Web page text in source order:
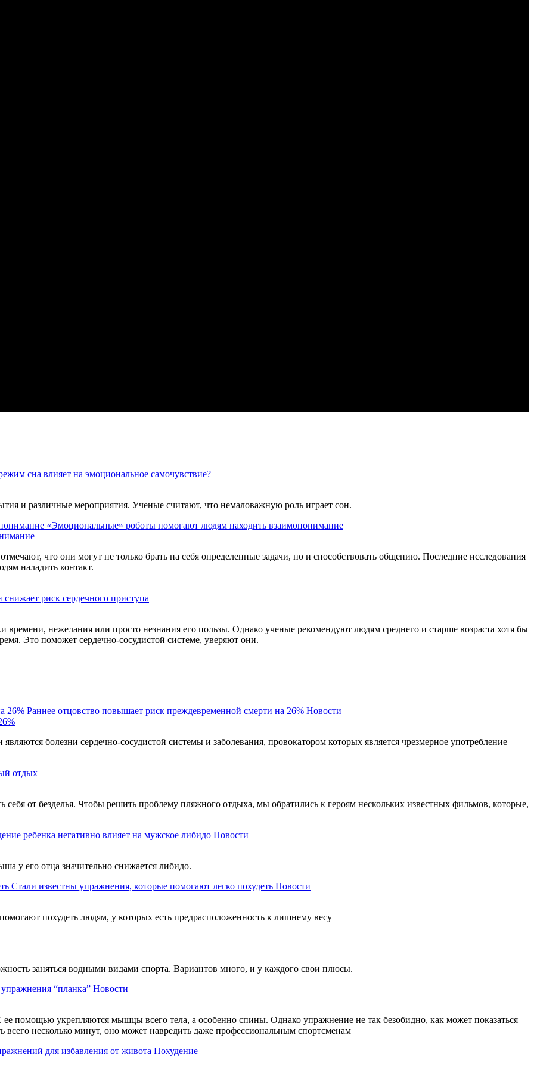
сна влияет на эмоциональное самочувствие?
и различные мероприятия. Ученые считают, что немаловажную роль играет сон.
«Эмоциональные» роботы помогают людям находить взаимопонимание
что они могут не только брать на себя определенные задачи, но и способствовать общению. Последние исследования
наладить контакт.
риск сердечного приступа
времени, нежелания или просто незнания его пользы. Однако ученые рекомендуют людям среднего и старше возраста хотя бы
Это поможет сердечно-сосудистой системе, уверяют они.
Раннее отцовство повышает риск преждевременной смерти на 26% Новости
болезни сердечно-сосудистой системы и заболевания, провокатором которых является чрезмерное употребление
отдых
от безделья. Чтобы решить проблему пляжного отдыха, мы обратились к героям нескольких известных фильмов, которые,
ребенка негативно влияет на мужское либидо Новости
у его отца значительно снижается либидо.
Стали известны упражнения, которые помогают легко похудеть Новости
похудеть людям, у которых есть предрасположенность к лишнему весу
заняться водными видами спорта. Вариантов много, и у каждого свои плюсы.
“планка” Новости
помощью укрепляются мышцы всего тела, а особенно спины. Однако упражнение не так безобидно, как может показаться
несколько минут, оно может навредить даже профессиональным спортсменам
для избавления от живота Похудение